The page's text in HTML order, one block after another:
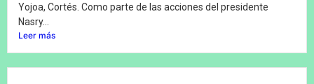
Yojoa, Cortés. Como parte de las acciones del presidente
Nasry...
Leer más